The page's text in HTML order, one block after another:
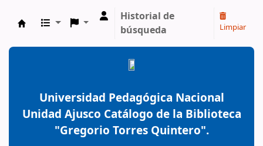
Historial de
búsqueda
Limpiar
Universidad Pedagógica Nacional
Unidad Ajusco Catálogo de la Biblioteca
"Gregorio Torres Quintero".